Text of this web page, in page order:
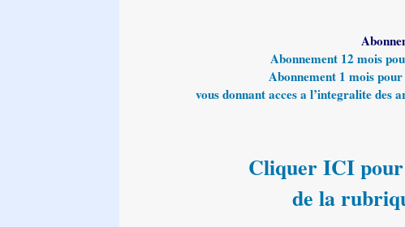
Abonnement 12 mois
Abonnement 1 mois
vous donnant acces a l’integralite des
Cliquer ICI
de la